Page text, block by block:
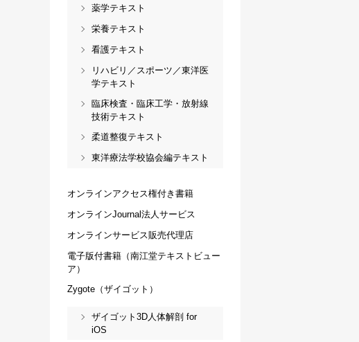
薬学テキスト
栄養テキスト
看護テキスト
リハビリ／スポーツ／東洋医
学テキスト
臨床検査・臨床工学・放射線
技術テキスト
柔道整復テキスト
東洋療法学校協会編テキスト
オンラインアクセス権付き書籍
オンラインJournal法人サービス
オンラインサービス販売代理店
電子版付書籍（南江堂テキストビュー
ア）
Zygote（ザイゴット）
ザイゴット3D人体解剖 for
iOS